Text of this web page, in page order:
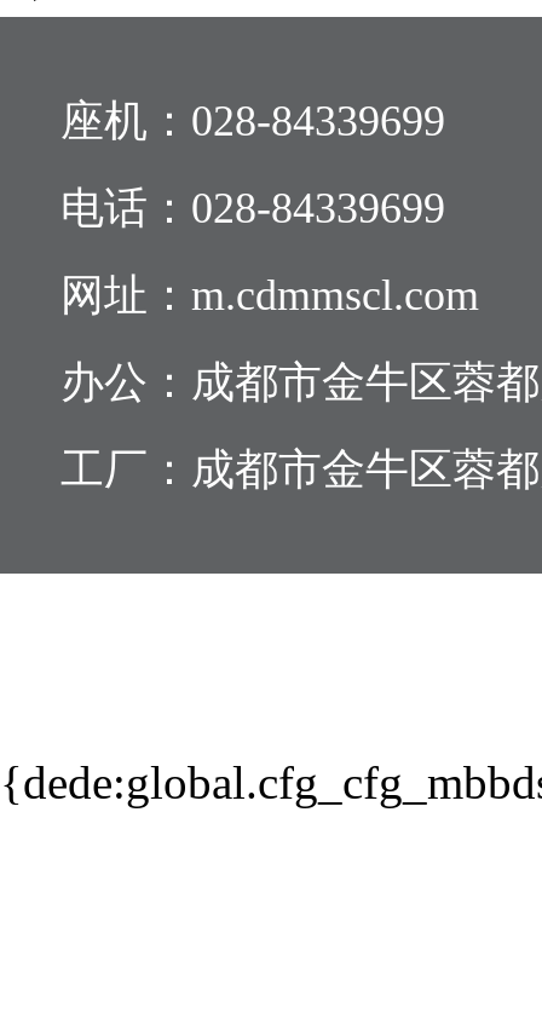
座机： 028-84339699
电话： 028-84339699
网址：m.cdmmscl.com
办公：成都市金牛区蓉
工厂：成都市金牛区蓉